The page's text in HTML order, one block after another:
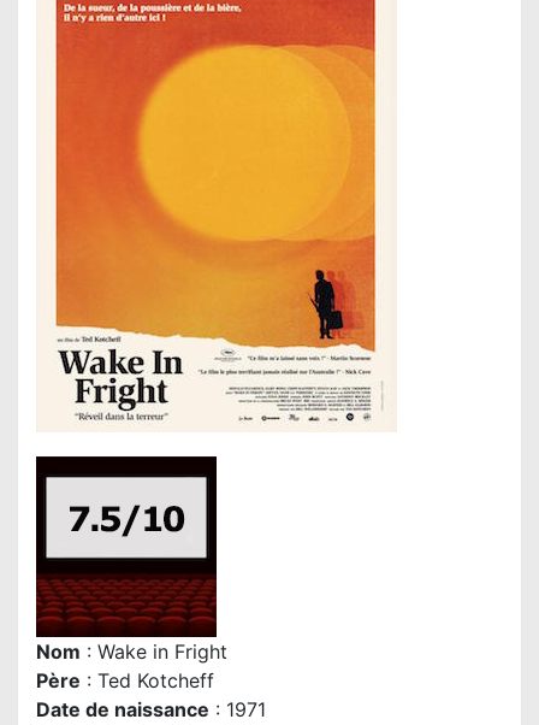
Nom : Wake in Fright
Père : Ted Kotcheff
Date de naissance : 1971